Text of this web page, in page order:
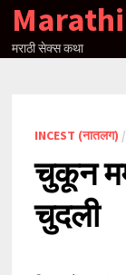
Skip
content
मराठी सेक्स कथा
INCEST (नातलग) /
चुकून
चुदली